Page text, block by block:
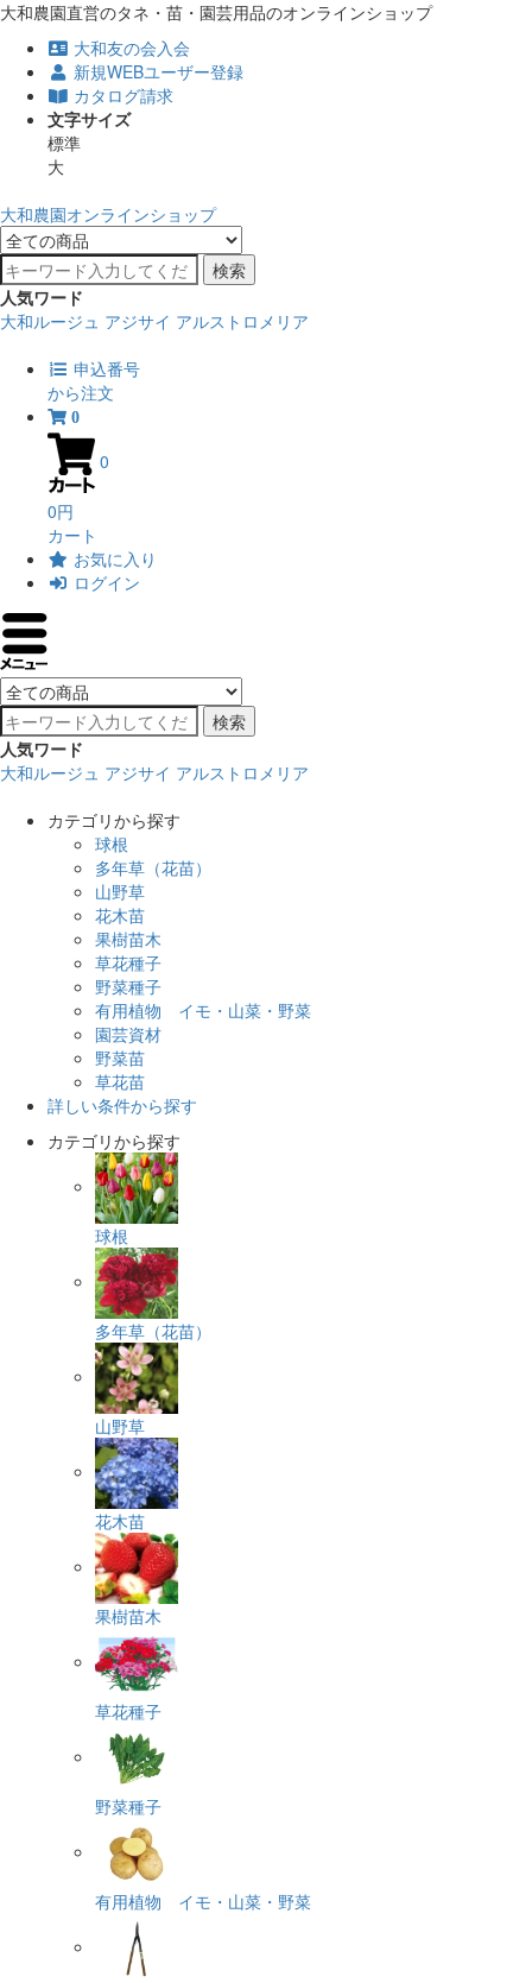
大和農園直営のタネ・苗・園芸用品のオンラインショップ
大和友の会入会
新規WEBユーザー登録
カタログ請求
文字サイズ
標準
大
大和農園オンラインショップ
検索
人気ワード
大和ルージュ アジサイ アルストロメリア
申込番号
から注文
0
0
0円
カート
お気に入り
ログイン
検索
人気ワード
大和ルージュ アジサイ アルストロメリア
カテゴリから探す
球根
多年草（花苗）
山野草
花木苗
果樹苗木
草花種子
野菜種子
有用植物 イモ・山菜・野菜
園芸資材
野菜苗
草花苗
詳しい条件から探す
カテゴリから探す
球根
多年草（花苗）
山野草
花木苗
果樹苗木
草花種子
野菜種子
有用植物 イモ・山菜・野菜